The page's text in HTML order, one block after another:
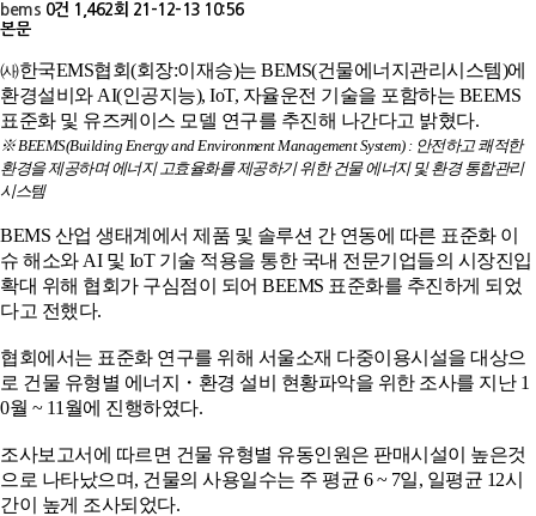
bems 0건 1,462회 21-12-13 10:56
본문
㈔한국EMS협회(회장:이재승)는 BEMS(건물에너지관리시스템)에
환경설비와 AI(인공지능), IoT, 자율운전 기술을 포함하는 BEEMS
표준화 및 유즈케이스 모델 연구를 추진해 나간다고 밝혔다.
※ BEEMS(Building Energy and Environment Management System) : 안전하고 쾌적한
환경을 제공하며 에너지 고효율화를 제공하기 위한 건물 에너지 및 환경 통합관리
시스템
BEMS 산업 생태계에서 제품 및 솔루션 간 연동에 따른 표준화 이
슈 해소와 AI 및 IoT 기술 적용을 통한 국내 전문기업들의 시장진입
확대 위해 협회가 구심점이 되어 BEEMS 표준화를 추진하게 되었
다고 전했다.
협회에서는 표준화 연구를 위해 서울소재 다중이용시설을 대상으
로 건물 유형별 에너지・환경 설비 현황파악을 위한 조사를 지난 1
0월 ~ 11월에 진행하였다.
조사보고서에 따르면 건물 유형별 유동인원은 판매시설이 높은것
으로 나타났으며, 건물의 사용일수는 주 평균 6 ~ 7일, 일평균 12시
간이 높게 조사되었다.